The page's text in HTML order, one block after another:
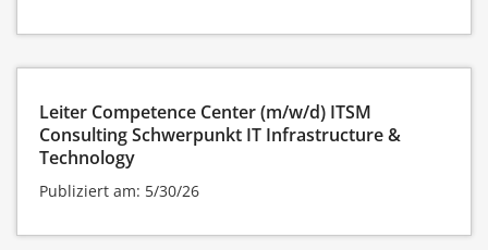
Leiter Competence Center (m/w/d) ITSM
Consulting Schwerpunkt IT Infrastructure &
Technology
Publiziert am: 5/30/26